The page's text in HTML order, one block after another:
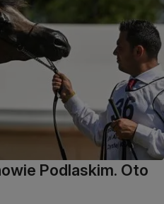
Podlaskim. Oto